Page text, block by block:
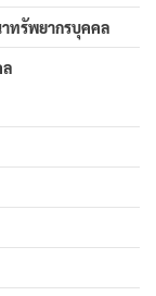
ทรัพยากรบุคคล
ล